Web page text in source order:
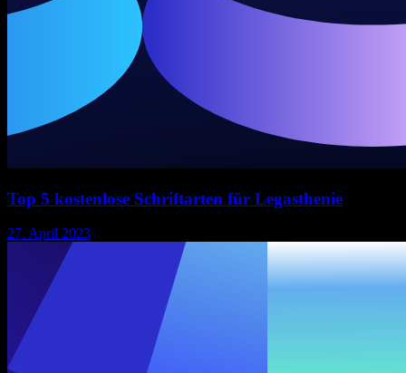
Top 5 kostenlose Schriftarten für Legasthenie
27. April 2023